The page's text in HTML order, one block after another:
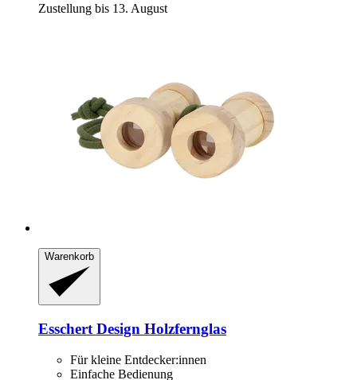
Zustellung bis 13. August
Warenkorb
Esschert Design Holzfernglas
Für kleine Entdecker:innen
Einfache Bedienung